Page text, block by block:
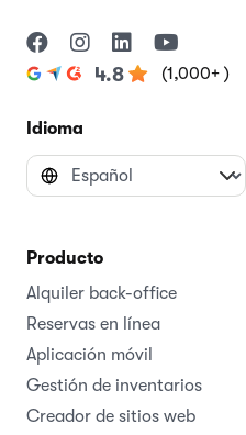
4.8 (1,000+ )
Idioma
Producto
Alquiler back-office
Reservas en línea
Aplicación móvil
Gestión de inventarios
Creador de sitios web